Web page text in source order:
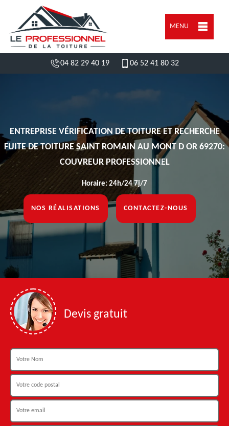
MENU
04 82 29 40 19 06 52 41 80 32
ENTREPRISE VÉRIFICATION DE TOITURE ET RECHERCHE
FUITE DE TOITURE SAINT ROMAIN AU MONT D OR 69270:
COUVREUR PROFESSIONNEL
Horaire: 24h/24 7j/7
NOS RÉALISATIONS CONTACTEZ-NOUS
Devis gratuit